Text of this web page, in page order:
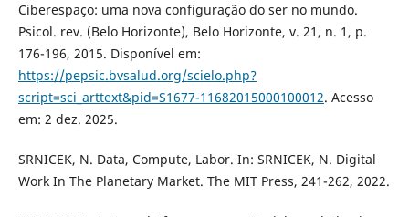
Ciberespaço: uma nova configuração do ser no mundo.
Psicol. rev. (Belo Horizonte), Belo Horizonte, v. 21, n. 1, p.
176-196, 2015. Disponível em:
https://pepsic.bvsalud.org/scielo.php?
script=sci_arttext&pid=S1677-11682015000100012. Acesso
em: 2 dez. 2025.
SRNICEK, N. Data, Compute, Labor. In: SRNICEK, N. Digital
Work In The Planetary Market. The MIT Press, 241-262, 2022.